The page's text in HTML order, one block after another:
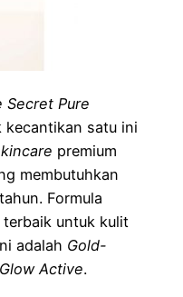
Secret Pure
kecantikan satu ini
premium
membutuhkan
Formula
terbaik untuk kulit
adalah Gold-
Active.